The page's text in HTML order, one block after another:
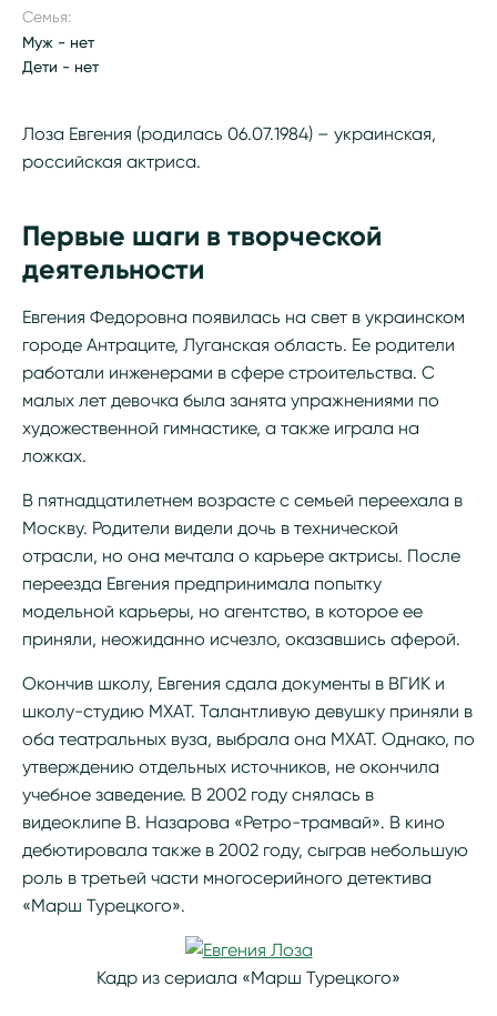
Семья:
Муж - нет
Дети - нет
Лоза Евгения (родилась 06.07.1984) – украинская,
российская актриса.
Первые шаги в творческой
деятельности
Евгения Федоровна появилась на свет в украинском
городе Антраците, Луганская область. Ее родители
работали инженерами в сфере строительства. С
малых лет девочка была занята упражнениями по
художественной гимнастике, а также играла на
ложках.
В пятнадцатилетнем возрасте с семьей переехала в
Москву. Родители видели дочь в технической
отрасли, но она мечтала о карьере актрисы. После
переезда Евгения предпринимала попытку
модельной карьеры, но агентство, в которое ее
приняли, неожиданно исчезло, оказавшись аферой.
Окончив школу, Евгения сдала документы в ВГИК и
школу-студию МХАТ. Талантливую девушку приняли в
оба театральных вуза, выбрала она МХАТ. Однако, по
утверждению отдельных источников, не окончила
учебное заведение. В 2002 году снялась в
видеоклипе В. Назарова «Ретро-трамвай». В кино
дебютировала также в 2002 году, сыграв небольшую
роль в третьей части многосерийного детектива
«Марш Турецкого».
Кадр из сериала «Марш Турецкого»